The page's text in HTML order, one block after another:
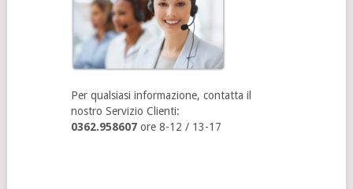
Per qualsiasi informazione, contatta il
nostro Servizio Clienti:
0362.958607ore 8-12 / 13-17